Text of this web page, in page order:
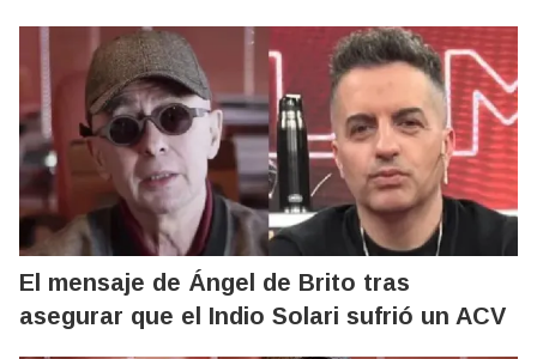
El mensaje de Ángel de Brito tras
asegurar que el Indio Solari sufrió un ACV